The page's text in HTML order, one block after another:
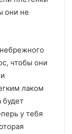
они не
чтобы они
лаком
будет
у тебя